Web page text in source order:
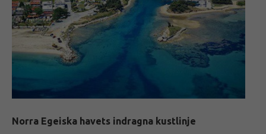
Νorra Egeiska havets indragna kustlinje